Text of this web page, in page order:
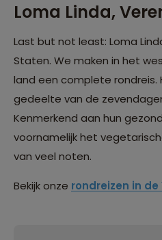
Loma Linda,
Last but not least: Loma
Staten. We maken in het
land een complete rondreis.
gedeelte van de
Kenmerkend aan hun
voornamelijk het
van veel noten.
Bekijk onze rondreizen in